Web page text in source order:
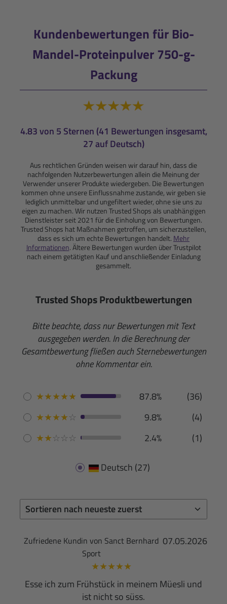
Kundenbewertungen für Bio-
Mandel-Proteinpulver 750-g-
Packung
4.83 von 5 Sternen (41 Bewertungen insgesamt,
27 auf Deutsch)
Aus rechtlichen Gründen weisen wir darauf hin, dass die
nachfolgenden Nutzerbewertungen allein die Meinung der
Verwender unserer Produkte wiedergeben. Die Bewertungen
kommen ohne unsere Einflussnahme zustande, wir geben sie
lediglich unmittelbar und ungefiltert wieder, ohne sie uns zu
eigen zu machen. Wir nutzen Trusted Shops als unabhängigen
Dienstleister seit 2021 für die Einholung von Bewertungen.
Trusted Shops hat Maßnahmen getroffen, um sicherzustellen,
dass es sich um echte Bewertungen handelt. Mehr
Informationen. Ältere Bewertungen wurden über Trustpilot
nach einem getätigten Kauf und anschließender Einladung
gesammelt.
Trusted Shops Produktbewertungen
Bitte beachte, dass nur Bewertungen mit Text
ausgegeben werden. In die Berechnung der
Gesamtbewertung fließen auch Sternebewertungen
ohne Kommentar ein.
★★★★★ 87.8%
(36)
★★★★☆ 9.8%
(4)
★★☆☆☆ 2.4% (1)
Deutsch (27)
07.05.2026
Zufriedene Kundin von Sanct Bernhard
Sport
★★★★★
Esse ich zum Frühstück in meinem Müesli und
ist nicht so süss.